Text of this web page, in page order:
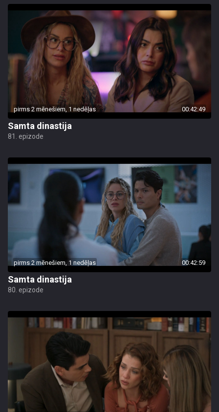
pirms 2 mēnešiem, 1 nedēļas 00:42:49
Samta dinastija
81. epizode
pirms 2 mēnešiem, 1 nedēļas 00:42:59
Samta dinastija
80. epizode